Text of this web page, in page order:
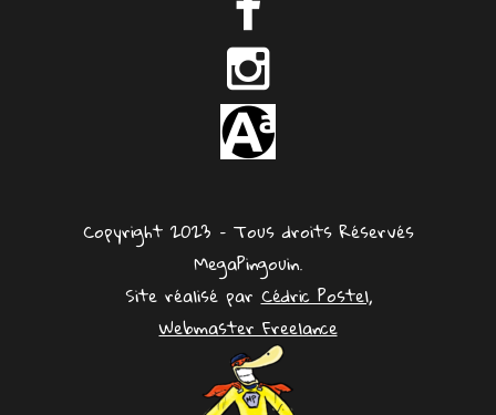
Copyright 2023 – Tous droits Réservés
MegaPingouin.
Site réalisé parCédric Postel,
Webmaster Freelance